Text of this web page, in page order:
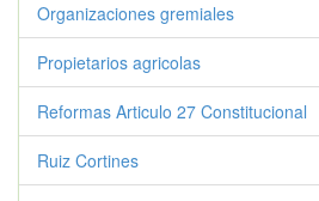
Organizaciones gremiales
Propietarios agricolas
Reformas Articulo 27 Constitucional
Ruiz Cortines